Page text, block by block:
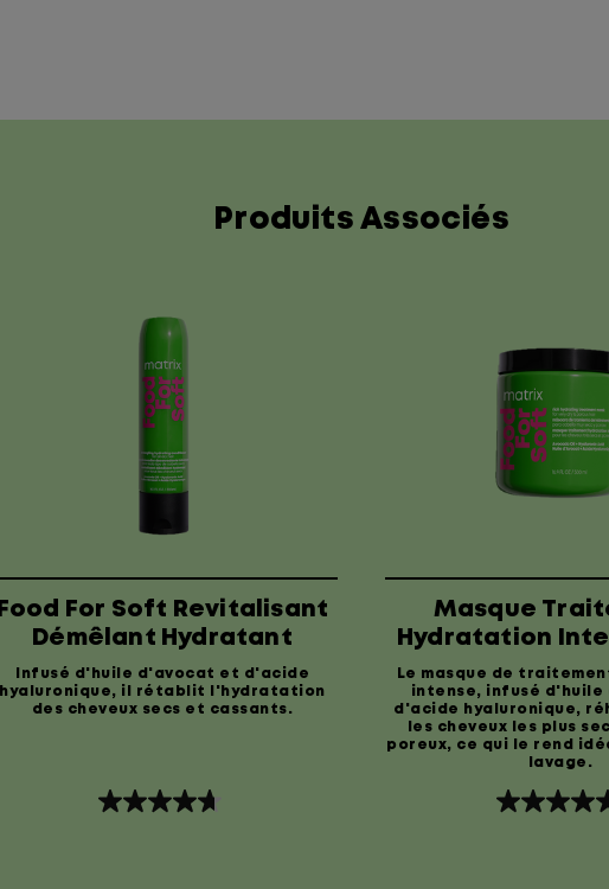
Produits Associés
Food For Soft Revitalisant
Démêlant Hydratant
Infusé d'huile d'avocat et d'acide
hyaluronique, il rétablit l'hydratation
des cheveux secs et cassants.
4.7
Masque
Hydratation
For
Le masque de
intense, infusé
d'acide hyaluronique,
les cheveux les plus
poreux, ce qui le rend
lavage.
4.8